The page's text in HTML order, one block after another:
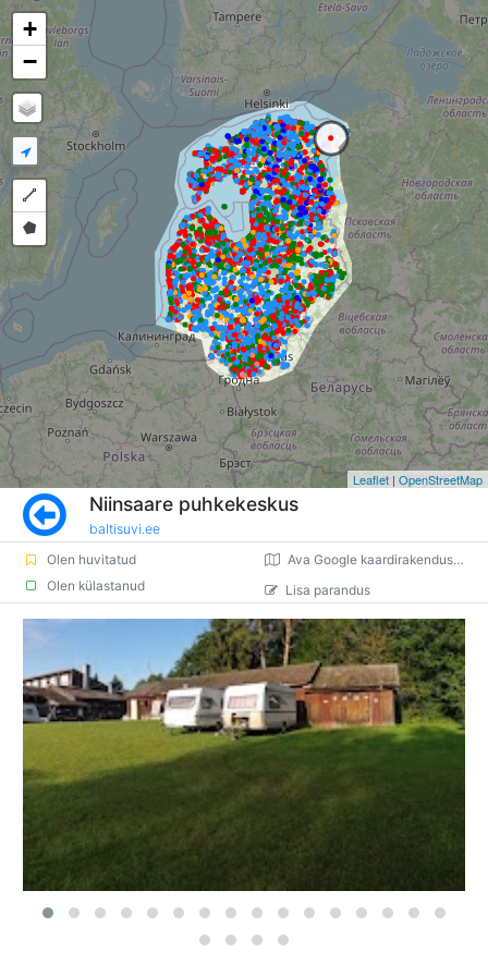
+
−
Draw a polyline
Draw a polygon
Leaflet | OpenStreetMap
Niinsaare puhkekeskus
baltisuvi.ee
Olen huvitatud
Olen külastanud
Ava Google kaardirakenduses
Lisa parandus